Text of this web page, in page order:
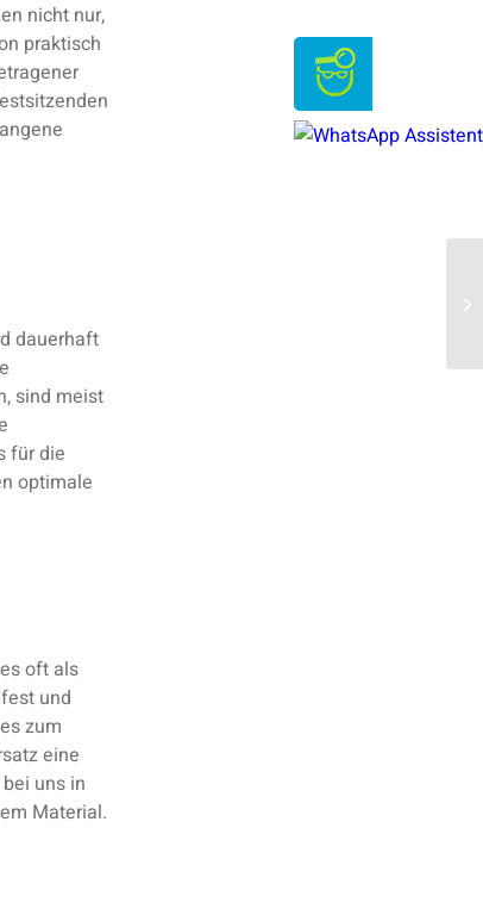
nicht nur,
praktisch
dauerhaft
sind meist
für die
optimale
oft als
und
zum
eine
uns in
Material.